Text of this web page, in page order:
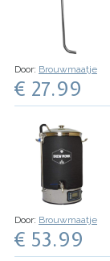
Door: Brouwmaatje
€ 27.99
Door: Brouwmaatje
€ 53.99